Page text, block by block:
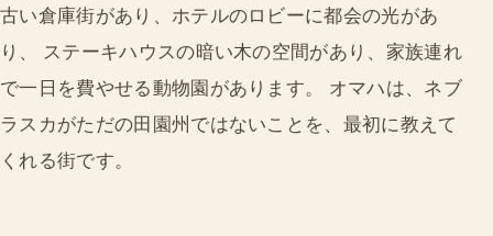
古い倉庫街があり、ホテルのロビーに都会の光があ
り、 ステーキハウスの暗い木の空間があり、家族連れ
で一日を費やせる動物園があります。 オマハは、ネブ
ラスカがただの田園州ではないことを、最初に教えて
くれる街です。